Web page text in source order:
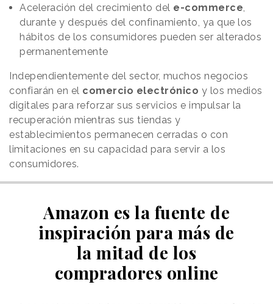
Aceleración del crecimiento del e-commerce,
durante y después del confinamiento, ya que los
hábitos de los consumidores pueden ser alterados
permanentemente
Independientemente del sector, muchos negocios
confiarán en el comercio electrónico y los medios
digitales para reforzar sus servicios e impulsar la
recuperación mientras sus tiendas y
establecimientos permanecen cerradas o con
limitaciones en su capacidad para servir a los
consumidores.
Amazon es la fuente de
inspiración para más de
la mitad de los
compradores online